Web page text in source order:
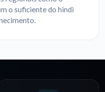
o suficiente do hindi